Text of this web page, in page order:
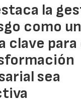
la
como
clave para
sea